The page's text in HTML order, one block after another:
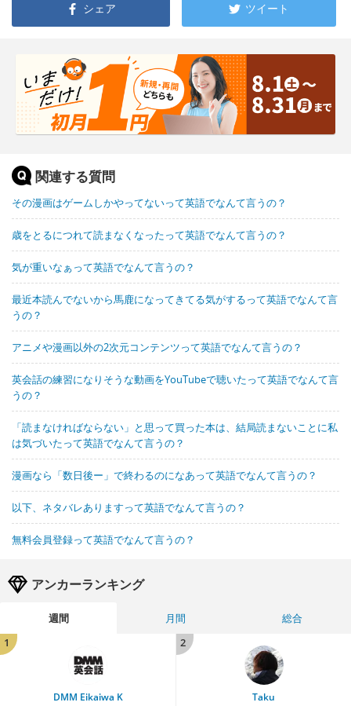
シェア ツイート
関連する質問
その漫画はゲームしかやってないって英語でなんて言うの？
歳をとるにつれて読まなくなったって英語でなんて言うの？
気が重いなぁって英語でなんて言うの？
最近本読んでないから馬鹿になってきてる気がするって英語でなんて言
うの？
アニメや漫画以外の2次元コンテンツって英語でなんて言うの？
英会話の練習になりそうな動画をYouTubeで聴いたって英語でなんて言
うの？
「読まなければならない」と思って買った本は、結局読まないことに私
は気づいたって英語でなんて言うの？
漫画なら「数日後ー」で終わるのになあって英語でなんて言うの？
以下、ネタバレありますって英語でなんて言うの？
無料会員登録って英語でなんて言うの？
アンカーランキング
週間 月間
総合
1
DMM Eikaiwa K
2
Taku